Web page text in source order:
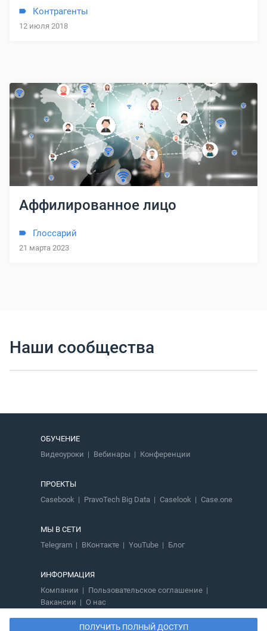
ПОЛУЧИТЬ ПОЛНЫЙ ДОСТУП
Контрагенты
12 июля 2018
Аффилированное лицо
Глоссарий
21 марта 2023
Наши сообщества
ОБУЧЕНИЕ
Видеоуроки
Вебинары Конференции
ПРОЕКТЫ
Casebook
PravoTech Big Data Caselook Case.one
МЫ В СЕТИ
Telegram
ВКонтакте YouTube Блог
ИНФОРМАЦИЯ
Компании
Пользовательское соглашение
Вакансии
О нас